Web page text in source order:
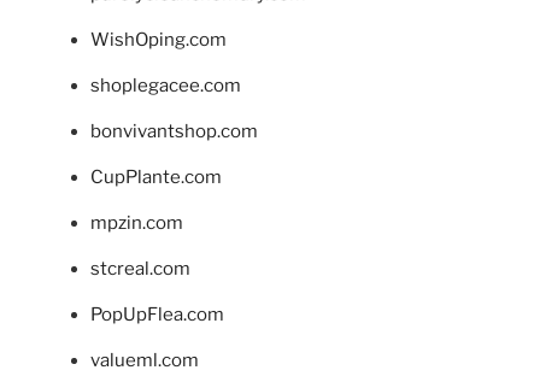
WishOping.com
shoplegacee.com
bonvivantshop.com
CupPlante.com
mpzin.com
stcreal.com
PopUpFlea.com
valueml.com